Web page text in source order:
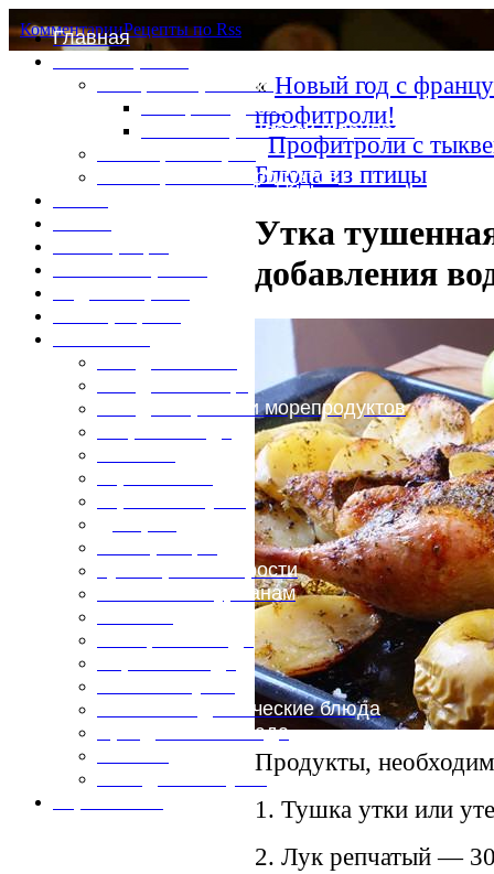
Главная
Специи и пряности
Специи и диета
Каталог пряностей и приправ
Таблица массы продуктов
Блюда из рыбы и морепродуктов
Кулинарные хитрости
Маленьким гурманам
Постные и диетические блюда
Праздничные блюда
КомментарииРецепты по Rss
«Новый год с
профитроли!
Профитроли с
Блюда из птицы
Утка
добавления
Продукты,
1. Тушка утки или
2. Лук репчатый —